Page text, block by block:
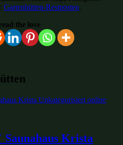
Gartenhütten-Restposten,
the love
Krista